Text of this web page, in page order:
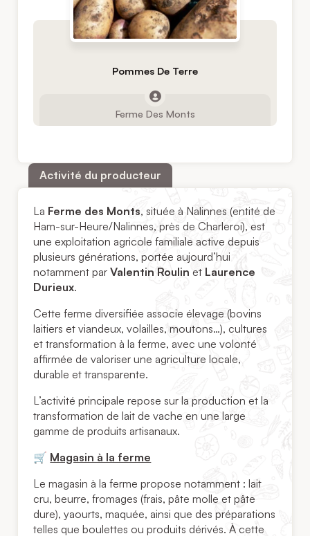
Pommes De Terre
Ferme Des Monts
Activité du producteur
La Ferme des Monts, située à Nalinnes (entité de
Ham-sur-Heure/Nalinnes, près de Charleroi), est
une exploitation agricole familiale active depuis
plusieurs générations, portée aujourd’hui
notamment parValentin Roulin et Laurence
Durieux.
Cette ferme diversifiée associe élevage (bovins
laitiers et viandeux, volailles, moutons…), cultures
et transformation à la ferme, avec une volonté
affirmée de valoriser une agriculture locale,
durable et transparente.
L’activité principale repose sur la production et la
transformation de lait de vache en une large
gamme de produits artisanaux.
🛒 Magasin à la ferme
Le magasin à la ferme propose notamment : lait
cru, beurre, fromages (frais, pâte molle et pâte
dure), yaourts, maquée, ainsi que des préparations
telles que boulettes ou produits dérivés. À cette